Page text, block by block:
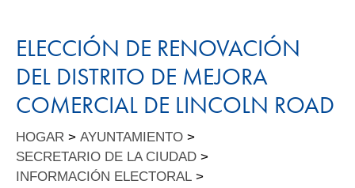
ELECCIÓN DE RENOVACIÓN
DEL DISTRITO DE MEJORA
COMERCIAL DE LINCOLN ROAD
HOGAR > AYUNTAMIENTO >
SECRETARIO DE LA CIUDAD >
INFORMACIÓN ELECTORAL >